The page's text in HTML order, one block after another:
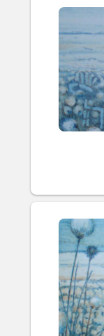
Valitse väri
Hae sivustolta